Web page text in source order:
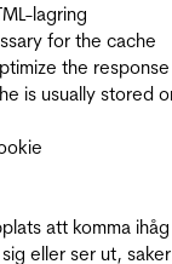
lagring
for the cache
the
is usually stored
att komma ihåg
eller ser ut,